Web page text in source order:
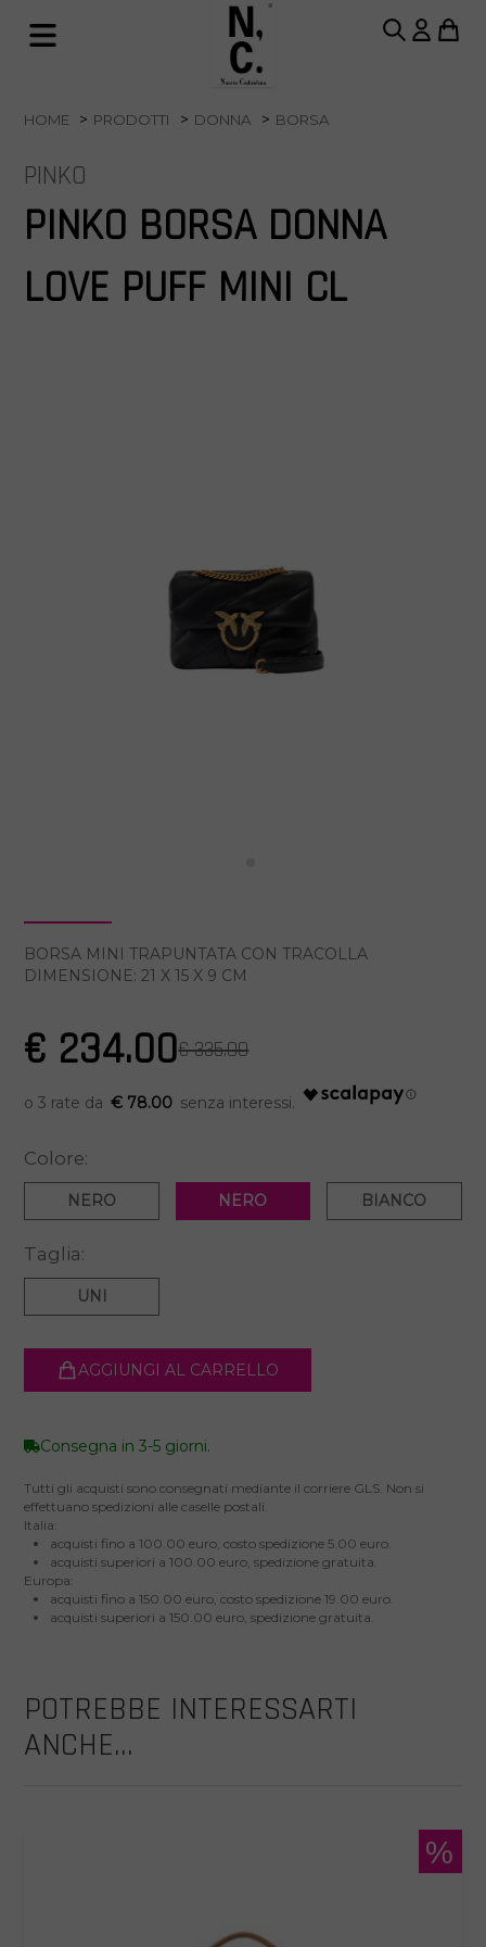
HOME PRODOTTI DONNA BORSA
PINKO
PINKO BORSA DONNA
LOVE PUFF MINI CL
BORSA MINI TRAPUNTATA CON TRACOLLA
DIMENSIONE: 21 X 15 X 9 CM
€ 234.00€ 335.00
€ 78.00
Colore:
NERO NERO BIANCO
Taglia:
UNI
AGGIUNGI AL CARRELLO
Consegna in 3-5 giorni.
Tutti gli acquisti sono consegnati mediante il corriere GLS. Non si
effettuano spedizioni alle caselle postali.
Italia:
acquisti fino a 100.00 euro, costo spedizione 5.00 euro.
acquisti superiori a 100.00 euro, spedizione gratuita.
Europa:
acquisti fino a 150.00 euro, costo spedizione 19.00 euro.
acquisti superiori a 150.00 euro, spedizione gratuita.
POTREBBE INTERESSARTI
ANCHE...
%